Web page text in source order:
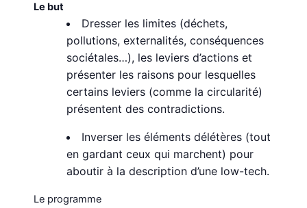
Le but
Dresser les limites (déchets,
pollutions, externalités, conséquences
sociétales…), les leviers d’actions et
présenter les raisons pour lesquelles
certains leviers (comme la circularité)
présentent des contradictions.
Inverser les éléments délétères (tout
en gardant ceux qui marchent) pour
aboutir à la description d’une low-tech.
Le programme